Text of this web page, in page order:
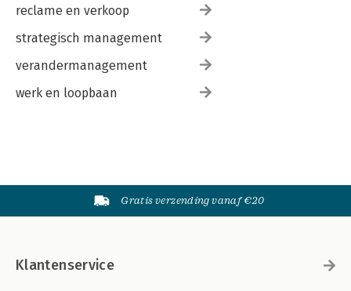
reclame en verkoop
strategisch management
verandermanagement
werk en loopbaan
Gratis verzending vanaf €20
Klantenservice